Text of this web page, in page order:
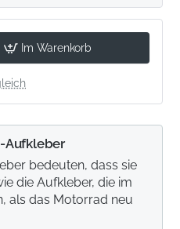
Im Warenkorb
Aufkleber
bedeuten, dass sie
die Aufkleber, die im
als das Motorrad neu